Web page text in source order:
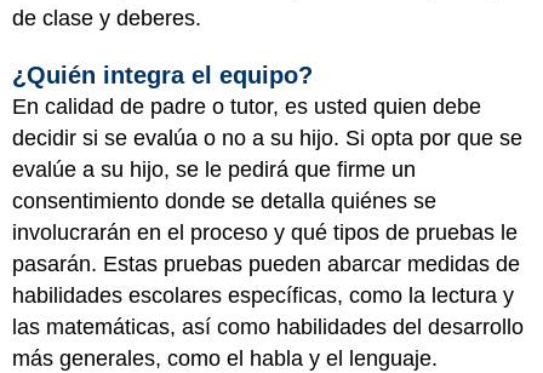
de clase y deberes.
¿Quién integra el equipo?
En calidad de padre o tutor, es usted quien debe
decidir si se evalúa o no a su hijo. Si opta por que se
evalúe a su hijo, se le pedirá que firme un
consentimiento donde se detalla quiénes se
involucrarán en el proceso y qué tipos de pruebas le
pasarán. Estas pruebas pueden abarcar medidas de
habilidades escolares específicas, como la lectura y
las matemáticas, así como habilidades del desarrollo
más generales, como el habla y el lenguaje.